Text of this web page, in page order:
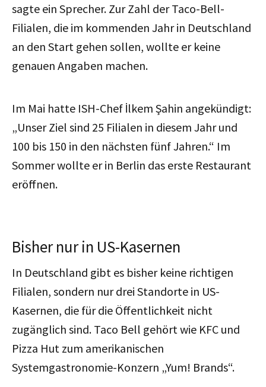
sagte ein Sprecher. Zur Zahl der Taco-Bell-
Filialen, die im kommenden Jahr in Deutschland
an den Start gehen sollen, wollte er keine
genauen Angaben machen.
Im Mai hatte ISH-Chef İlkem Şahin angekündigt:
„Unser Ziel sind 25 Filialen in diesem Jahr und
100 bis 150 in den nächsten fünf Jahren.“ Im
Sommer wollte er in Berlin das erste Restaurant
eröffnen.
Bisher nur in US-Kasernen
In Deutschland gibt es bisher keine richtigen
Filialen, sondern nur drei Standorte in US-
Kasernen, die für die Öffentlichkeit nicht
zugänglich sind. Taco Bell gehört wie KFC und
Pizza Hut zum amerikanischen
Systemgastronomie-Konzern „Yum! Brands“.